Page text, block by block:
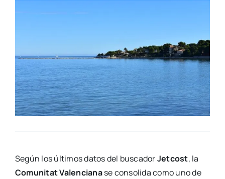
Según los últi­mos datos del bus­ca­dorJet­cost, la
Comu­ni­tat Valen­cia­nase con­so­li­da como uno de